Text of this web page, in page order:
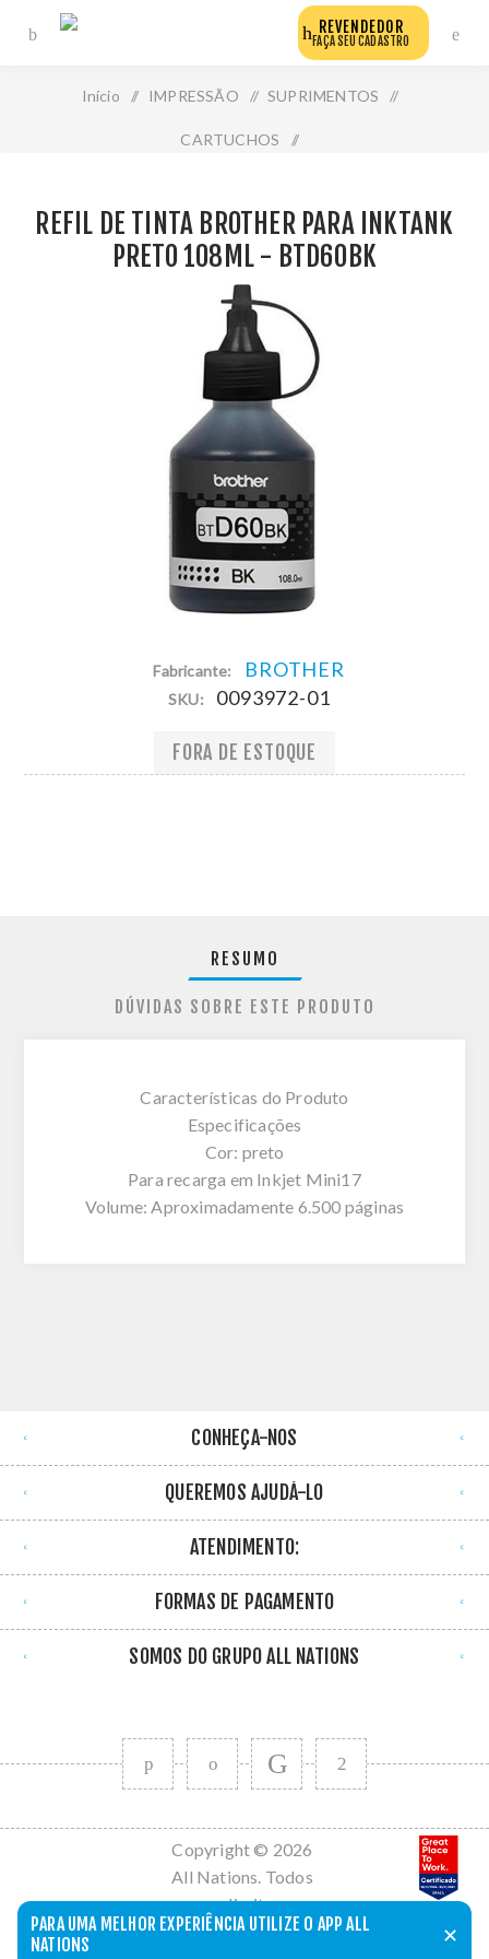
PARA UMA MELHOR EXPERIÊNCIA UTILIZE O APP ALL
NATIONS
✕
REVENDEDOR
FAÇA SEU CADASTRO
Início / IMPRESSÃO / SUPRIMENTOS /
CARTUCHOS /
REFIL DE TINTA BROTHER PARA INKTANK
PRETO 108ML - BTD60BK
Fabricante: BROTHER
SKU: 0093972-01
FORA DE ESTOQUE
RESUMO
DÚVIDAS SOBRE ESTE PRODUTO
Características do Produto
Especificações
Cor: preto
Para recarga em Inkjet Mini17
Volume: Aproximadamente 6.500 páginas
CONHEÇA-NOS
QUEREMOS AJUDÁ-LO
ATENDIMENTO:
FORMAS DE PAGAMENTO
SOMOS DO GRUPO ALL NATIONS
Copyright © 2026
All Nations. Todos
os direitos
reservados.